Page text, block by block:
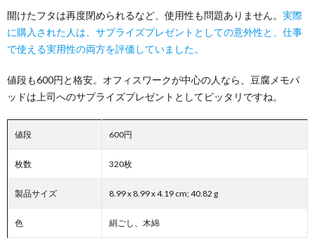
開けたフタは再度閉められるなど、使用性も問題ありません。 実際
に購入された人は、サプライズプレゼントとしての意外性と、仕事
で使える実用性の両方を評価していました。
値段も600円と格安。オフィスワークが中心の人なら、豆腐メモパ
ッドは上司へのサプライズプレゼントとしてピッタリですね。
値段 600円
枚数 320枚
製品サイズ 8.99 x 8.99 x 4.19 cm; 40.82 g
色 絹ごし、木綿